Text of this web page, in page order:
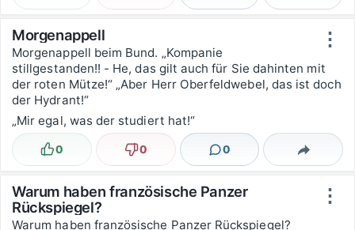
⋮
Morgenappell
Morgenappell beim Bund. „Kompanie
stillgestanden!! - He, das gilt auch für Sie dahinten mit
der roten Mütze!“ „Aber Herr Oberfeldwebel, das ist doch
der Hydrant!“
„Mir egal, was der studiert hat!“
Lustig
0 Nicht lustig
0 0
Kommentare Teilen
⋮
Warum haben französische Panzer
Rückspiegel?
Warum haben französische Panzer Rückspiegel?